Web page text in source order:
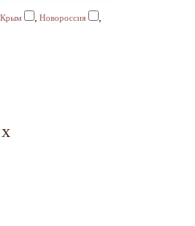
Крым , Новороссия ,